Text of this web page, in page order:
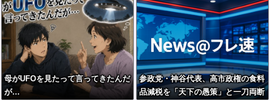
母がUFOを見たって言ってきたんだ
が…
参政党・神谷代表、高市政権の食料
品減税を「天下の愚策」と一刀両断